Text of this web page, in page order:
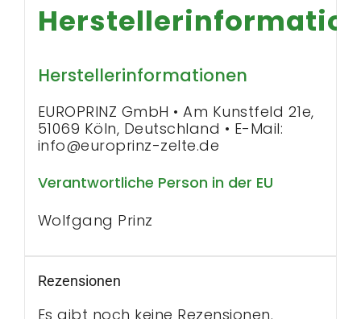
Herstellerinformationen
EUROPRINZ GmbH • Am Kunstfeld 21e,
51069 Köln, Deutschland • E-Mail:
info@europrinz-zelte.de
Verantwortliche Person in der EU
Wolfgang Prinz
Rezensionen
Es gibt noch keine Rezensionen.